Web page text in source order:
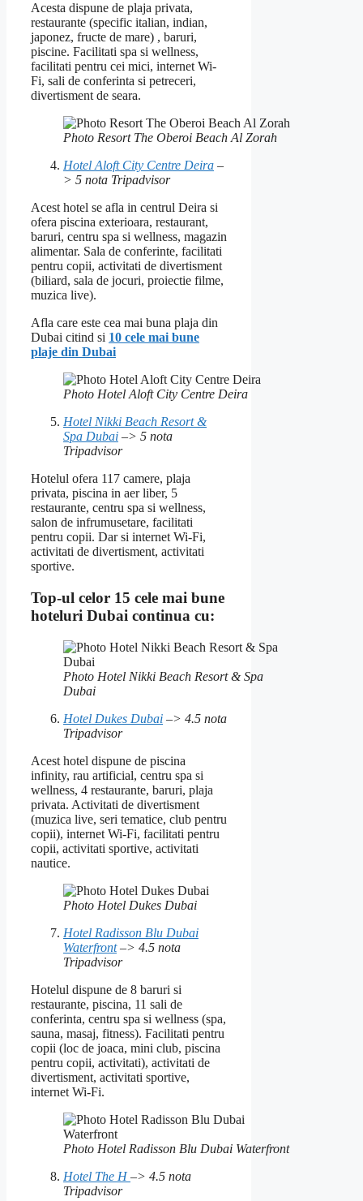
Acesta dispune de plaja privata,
restaurante (specific italian, indian,
japonez, fructe de mare) , baruri,
piscine. Facilitati spa si wellness,
facilitati pentru cei mici, internet Wi-
Fi, sali de conferinta si petreceri,
divertisment de seara.
Photo Resort The Oberoi Beach Al Zorah
Hotel Aloft City Centre Deira –
> 5 nota Tripadvisor
Acest hotel se afla in centrul Deira si
ofera piscina exterioara, restaurant,
baruri, centru spa si wellness, magazin
alimentar. Sala de conferinte, facilitati
pentru copii, activitati de divertisment
(biliard, sala de jocuri, proiectie filme,
muzica live).
Afla care este cea mai buna plaja din
Dubai citind si 10 cele mai bune
plaje din Dubai
Photo Hotel Aloft City Centre Deira
Hotel Nikki Beach Resort &
Spa Dubai –> 5 nota
Tripadvisor
Hotelul ofera 117 camere, plaja
privata, piscina in aer liber, 5
restaurante, centru spa si wellness,
salon de infrumusetare, facilitati
pentru copii. Dar si internet Wi-Fi,
activitati de divertisment, activitati
sportive.
Top-ul celor 15 cele mai bune
hoteluri Dubai continua cu:
Photo Hotel Nikki Beach Resort & Spa
Dubai
Hotel Dukes Dubai –> 4.5 nota
Tripadvisor
Acest hotel dispune de piscina
infinity, rau artificial, centru spa si
wellness, 4 restaurante, baruri, plaja
privata. Activitati de divertisment
(muzica live, seri tematice, club pentru
copii), internet Wi-Fi, facilitati pentru
copii, activitati sportive, activitati
nautice.
Photo Hotel Dukes Dubai
Hotel Radisson Blu Dubai
Waterfront–> 4.5 nota
Tripadvisor
Hotelul dispune de 8 baruri si
restaurante, piscina, 11 sali de
conferinta, centru spa si wellness (spa,
sauna, masaj, fitness). Facilitati pentru
copii (loc de joaca, mini club, piscina
pentru copii, activitati), activitati de
divertisment, activitati sportive,
internet Wi-Fi.
Photo Hotel Radisson Blu Dubai Waterfront
Hotel The H–> 4.5 nota
Tripadvisor